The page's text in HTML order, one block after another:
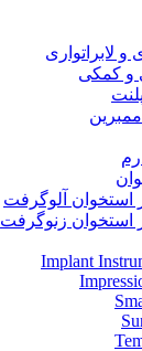
لابراتواری
و کمکی
استخوان آلوگرفت
استخوان زنوگرفت
Implant